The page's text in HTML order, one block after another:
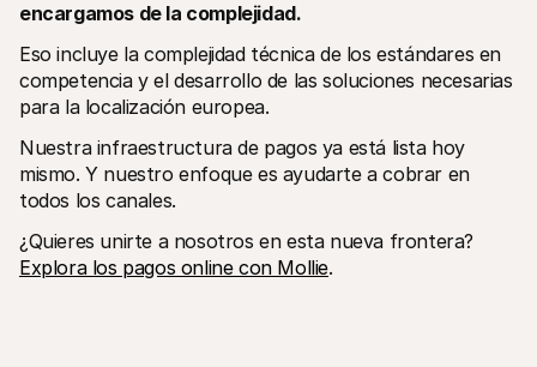
encargamos de la complejidad.
Eso incluye la complejidad técnica de los estándares en
competencia y el desarrollo de las soluciones necesarias
para la localización europea.
Nuestra infraestructura de pagos ya está lista hoy
mismo. Y nuestro enfoque es ayudarte a cobrar en
todos los canales.
Explora los pagos online con Mollie.